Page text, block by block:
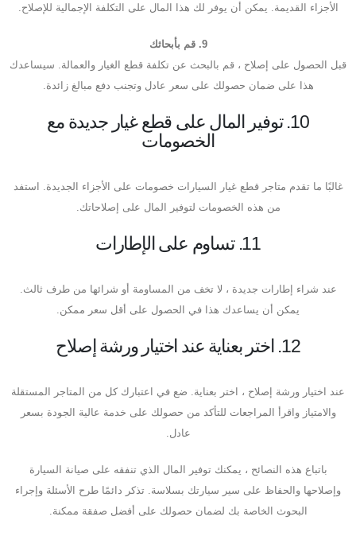
الأجزاء القديمة. يمكن أن يوفر لك هذا المال على التكلفة الإجمالية للإصلاح.
9. قم بأبحاثك
قبل الحصول على إصلاح ، قم بالبحث عن تكلفة قطع الغيار والعمالة. سيساعدك
هذا على ضمان حصولك على سعر عادل وتجنب دفع مبالغ زائدة.
10. توفير المال على قطع غيار جديدة مع
الخصومات
غالبًا ما تقدم متاجر قطع غيار السيارات خصومات على الأجزاء الجديدة. استفد
من هذه الخصومات لتوفير المال على إصلاحاتك.
11. تساوم على الإطارات
عند شراء إطارات جديدة ، لا تخف من المساومة أو شرائها من طرف ثالث.
يمكن أن يساعدك هذا في الحصول على أقل سعر ممكن.
12. اختر بعناية عند اختيار ورشة إصلاح
عند اختيار ورشة إصلاح ، اختر بعناية. ضع في اعتبارك كل من المتاجر المستقلة
والامتياز واقرأ المراجعات للتأكد من حصولك على خدمة عالية الجودة بسعر
عادل.
باتباع هذه النصائح ، يمكنك توفير المال الذي تنفقه على صيانة السيارة
وإصلاحها والحفاظ على سير سيارتك بسلاسة. تذكر دائمًا طرح الأسئلة وإجراء
البحوث الخاصة بك لضمان حصولك على أفضل صفقة ممكنة.